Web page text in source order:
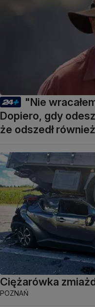
"Nie
Dopiero, gdy
że odszedł
Ciężarówka
POZNAŃ